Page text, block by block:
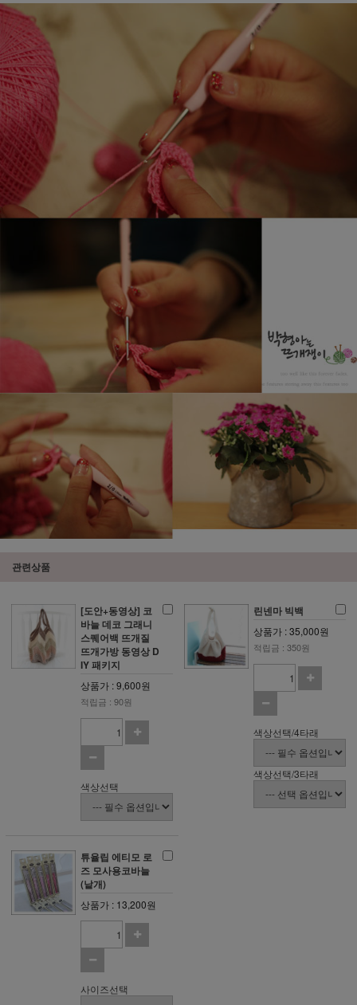
관련상품
[도안+동영상] 코
바늘 데코 그래니
스퀘어백 뜨개질
뜨개가방 동영상 D
IY 패키지
상품가 : 9,600원
적립금 : 90원
색상선택
린넨마 빅백
상품가 : 35,000원
적립금 : 350원
색상선택/4타래
색상선택/3타래
튜율립 에티모 로
즈 모사용코바늘
(낱개)
상품가 : 13,200원
사이즈선택